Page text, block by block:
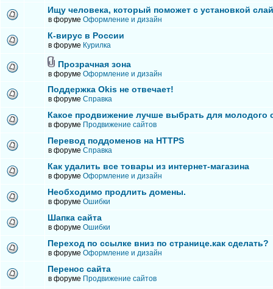
Ищу человека, который поможет с установкой
в форуме Оформление и дизайн
К-вирус в России
в форуме Курилка
Прозрачная зона
в форуме Оформление и дизайн
Поддержка Okis не отвечает!
в форуме Справка
Какое продвижение лучше выбрать для молодого
в форуме Продвижение сайтов
Перевод поддоменов на HTTPS
в форуме Справка
Как удалить все товары из интернет-магазина
в форуме Оформление и дизайн
Необходимо продлить домены.
в форуме Ошибки
Шапка сайта
в форуме Ошибки
Переход по ссылке вниз по странице.как сделать?
в форуме Оформление и дизайн
Перенос сайта
в форуме Продвижение сайтов